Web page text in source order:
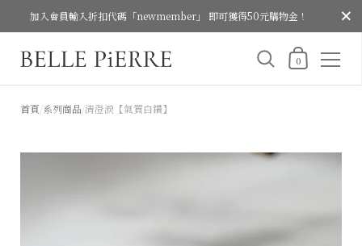
加入會員輸入折扣代碼「newmember」 即可獲得50元購物金！ 關閉
購物車
0
首頁/系列商品/清澄淚【氣質白鑽】